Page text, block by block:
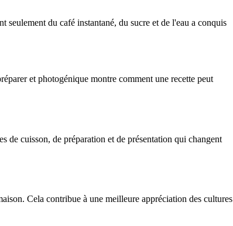
seulement du café instantané, du sucre et de l'eau a conquis
et photogénique montre comment une recette peut
de cuisson, de préparation et de présentation qui changent
Cela contribue à une meilleure appréciation des cultures